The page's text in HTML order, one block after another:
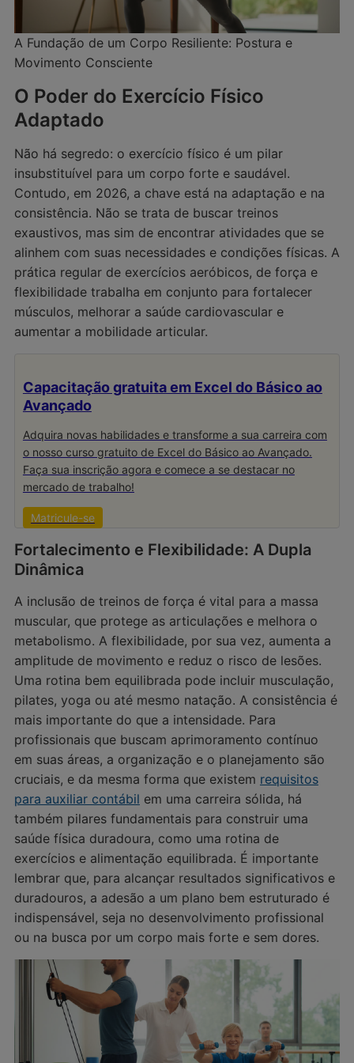
A Fundação de um Corpo Resiliente: Postura e
Movimento Consciente
O Poder do Exercício Físico
Adaptado
Não há segredo: o exercício físico é um pilar
insubstituível para um corpo forte e saudável.
Contudo, em 2026, a chave está na adaptação e na
consistência. Não se trata de buscar treinos
exaustivos, mas sim de encontrar atividades que se
alinhem com suas necessidades e condições físicas. A
prática regular de exercícios aeróbicos, de força e
flexibilidade trabalha em conjunto para fortalecer
músculos, melhorar a saúde cardiovascular e
aumentar a mobilidade articular.
Capacitação gratuita em Excel do Básico ao
Avançado
Adquira novas habilidades e transforme a sua carreira com
o nosso curso gratuito de Excel do Básico ao Avançado.
Faça sua inscrição agora e comece a se destacar no
mercado de trabalho!
Matricule-se
Fortalecimento e Flexibilidade: A Dupla
Dinâmica
A inclusão de treinos de força é vital para a massa
muscular, que protege as articulações e melhora o
metabolismo. A flexibilidade, por sua vez, aumenta a
amplitude de movimento e reduz o risco de lesões.
Uma rotina bem equilibrada pode incluir musculação,
pilates, yoga ou até mesmo natação. A consistência é
mais importante do que a intensidade. Para
profissionais que buscam aprimoramento contínuo
em suas áreas, a organização e o planejamento são
cruciais, e da mesma forma que existem requisitos
para auxiliar contábil em uma carreira sólida, há
também pilares fundamentais para construir uma
saúde física duradoura, como uma rotina de
exercícios e alimentação equilibrada. É importante
lembrar que, para alcançar resultados significativos e
duradouros, a adesão a um plano bem estruturado é
indispensável, seja no desenvolvimento profissional
ou na busca por um corpo mais forte e sem dores.